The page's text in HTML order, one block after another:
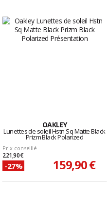
OAKLEY
Lunettes de soleil Hstn Sq Matte Black
Prizm Black Polarized
Prix conseillé
221,90 €
-27% 159,90 €